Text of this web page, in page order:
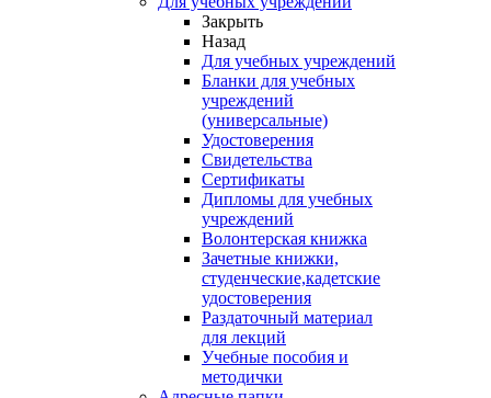
Закрыть
Назад
Для учебных учреждений
Бланки для учебных
учреждений
(универсальные)
Удостоверения
Свидетельства
Сертификаты
Дипломы для учебных
учреждений
Волонтерская книжка
Зачетные книжки,
студенческие,кадетские
удостоверения
Раздаточный материал
для лекций
Учебные пособия и
методички